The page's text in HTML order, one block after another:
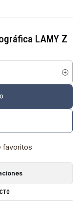
LAMY Z
favoritos